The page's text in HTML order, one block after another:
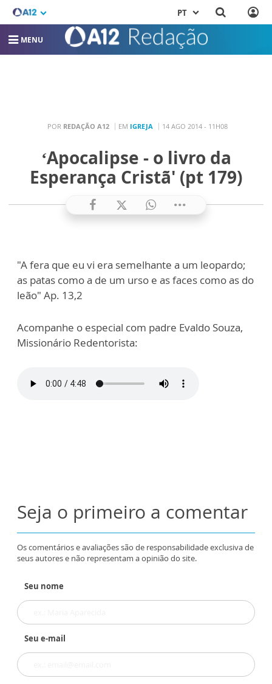
PT
MENU
POR REDAÇÃO A12 EM IGREJA 14 AGO 2014 - 11H08
‘Apocalipse - o livro da
Esperança Cristã' (pt 179)
"A fera que eu vi era semelhante a um leopardo;
as patas como a de um urso e as faces como as do
leão" Ap. 13,2
Acompanhe o especial com padre Evaldo Souza,
Missionário Redentorista:
Seja o primeiro a comentar
Os comentários e avaliações são de responsabilidade exclusiva de
seus autores e não representam a opinião do site.
Seu nome
Seu e-mail